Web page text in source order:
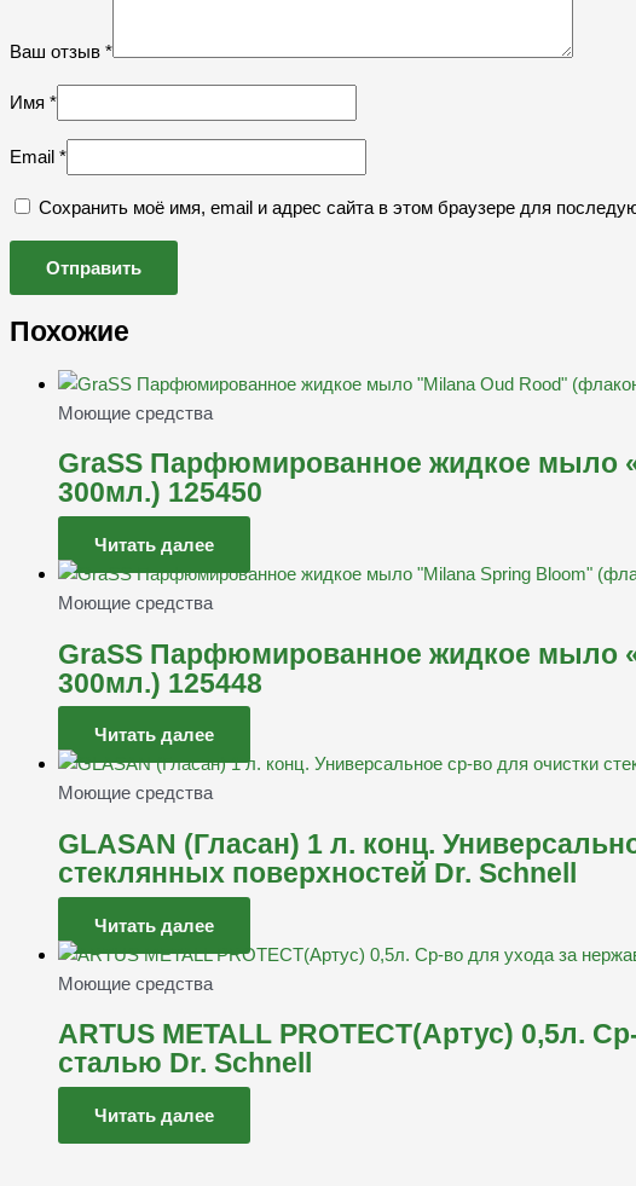
Ваш отзыв *
Имя *
Email *
Сохранить моё имя, email и адрес сайта в этом браузере для
Похожие
Моющие средства
GraSS Парфюмированное жидкое мыло
300мл.) 125450
Читать далее
Моющие средства
GraSS Парфюмированное жидкое мыло
300мл.) 125448
Читать далее
Моющие средства
GLASAN (Гласан) 1 л. конц.
стеклянных поверхностей Dr. Schnell
Читать далее
Моющие средства
ARTUS METALL PROTECT(Артус) 0,5л.
сталью Dr. Schnell
Читать далее